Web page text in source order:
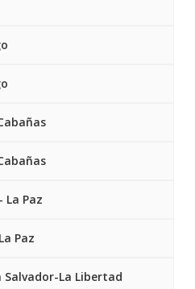
La Paz
Paz
Salvador-La Libertad